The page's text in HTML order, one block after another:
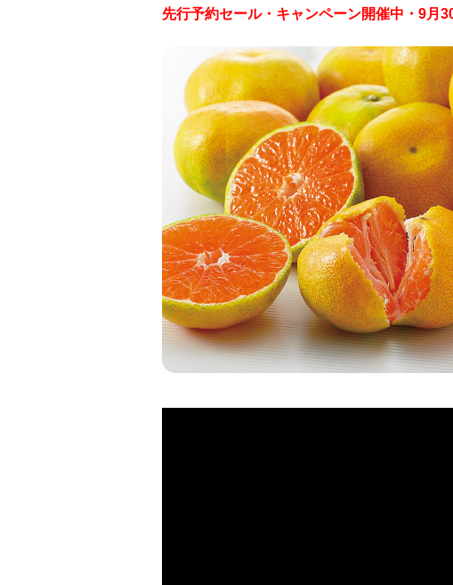
先行予約セール・キャンペーン開催中・9月